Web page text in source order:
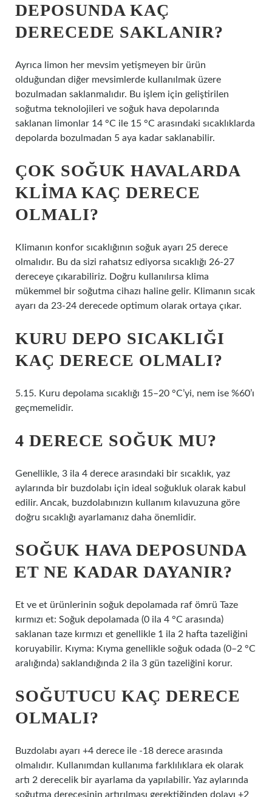
DEPOSUNDA KAÇ
DERECEDE SAKLANIR?
Ayrıca limon her mevsim yetişmeyen bir ürün
olduğundan diğer mevsimlerde kullanılmak üzere
bozulmadan saklanmalıdır. Bu işlem için geliştirilen
soğutma teknolojileri ve soğuk hava depolarında
saklanan limonlar 14 °C ile 15 °C arasındaki sıcaklıklarda
depolarda bozulmadan 5 aya kadar saklanabilir.
ÇOK SOĞUK HAVALARDA
KLIMA KAÇ DERECE
OLMALI?
Klimanın konfor sıcaklığının soğuk ayarı 25 derece
olmalıdır. Bu da sizi rahatsız ediyorsa sıcaklığı 26-27
dereceye çıkarabiliriz. Doğru kullanılırsa klima
mükemmel bir soğutma cihazı haline gelir. Klimanın sıcak
ayarı da 23-24 derecede optimum olarak ortaya çıkar.
KURU DEPO SICAKLIĞI
KAÇ DERECE OLMALI?
5.15. Kuru depolama sıcaklığı 15–20 °C’yi, nem ise %60’ı
geçmemelidir.
4 DERECE SOĞUK MU?
Genellikle, 3 ila 4 derece arasındaki bir sıcaklık, yaz
aylarında bir buzdolabı için ideal soğukluk olarak kabul
edilir. Ancak, buzdolabınızın kullanım kılavuzuna göre
doğru sıcaklığı ayarlamanız daha önemlidir.
SOĞUK HAVA DEPOSUNDA
ET NE KADAR DAYANIR?
Et ve et ürünlerinin soğuk depolamada raf ömrü Taze
kırmızı et: Soğuk depolamada (0 ila 4 °C arasında)
saklanan taze kırmızı et genellikle 1 ila 2 hafta tazeliğini
koruyabilir. Kıyma: Kıyma genellikle soğuk odada (0–2 °C
aralığında) saklandığında 2 ila 3 gün tazeliğini korur.
SOĞUTUCU KAÇ DERECE
OLMALI?
Buzdolabı ayarı +4 derece ile -18 derece arasında
olmalıdır. Kullanımdan kullanıma farklılıklara ek olarak
artı 2 derecelik bir ayarlama da yapılabilir. Yaz aylarında
soğutma derecesinin artırılması gerektiğinden dolayı +2